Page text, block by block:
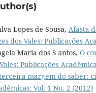
Lopes de Sousa, Afasta
dos Vales: Publicações
Maria dos S antos, O
Publicações
margem do saber:
Vol. 1 No. 2 (2012)